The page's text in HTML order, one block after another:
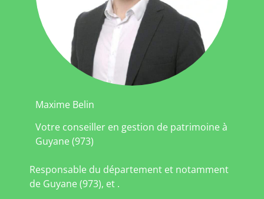
Maxime Belin
Votre conseiller en gestion de patrimoine à
Guyane (973)
Responsable du département et notamment
de Guyane (973), et .